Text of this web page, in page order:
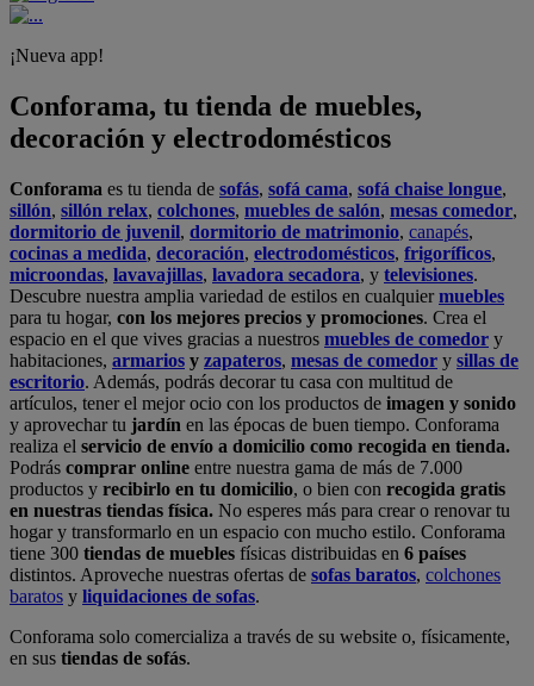
¡Nueva app!
Conforama, tu tienda de muebles,
decoración y electrodomésticos
Conforama es tu tienda de sofás, sofá cama, sofá chaise longue,
sillón, sillón relax, colchones, muebles de salón, mesas comedor,
dormitorio de juvenil, dormitorio de matrimonio, canapés,
cocinas a medida, decoración, electrodomésticos, frigoríficos,
microondas, lavavajillas, lavadora secadora, y televisiones.
Descubre nuestra amplia variedad de estilos en cualquiermuebles
para tu hogar, con los mejores precios y promociones. Crea el
espacio en el que vives gracias a nuestros muebles de comedor y
habitaciones, armarios y zapateros, mesas de comedor y sillas de
escritorio. Además, podrás decorar tu casa con multitud de
artículos, tener el mejor ocio con los productos de imagen y sonido
y aprovechar tu jardín en las épocas de buen tiempo. Conforama
realiza el servicio de envío a domicilio como recogida en tienda.
Podrás comprar online entre nuestra gama de más de 7.000
productos y recibirlo en tu domicilio, o bien con recogida gratis
en nuestras tiendas física. No esperes más para crear o renovar tu
hogar y transformarlo en un espacio con mucho estilo. Conforama
tiene 300 tiendas de muebles físicas distribuidas en 6 países
distintos. Aproveche nuestras ofertas de sofas baratos, colchones
baratos y liquidaciones de sofas.
Conforama solo comercializa a través de su website o, físicamente,
en sus tiendas de sofás.